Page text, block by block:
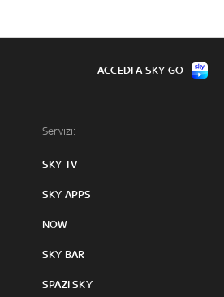
Servizi:
SKY TV
SKY APPS
NOW
SKY BAR
SPAZI SKY
ACCEDI A SKY GO